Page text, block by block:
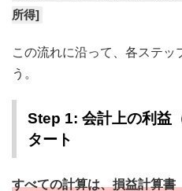
所得]
この流れに沿って、各ステッ
う。
Step 1: 会計上の利益
タート
すべての計算は、損益計算書